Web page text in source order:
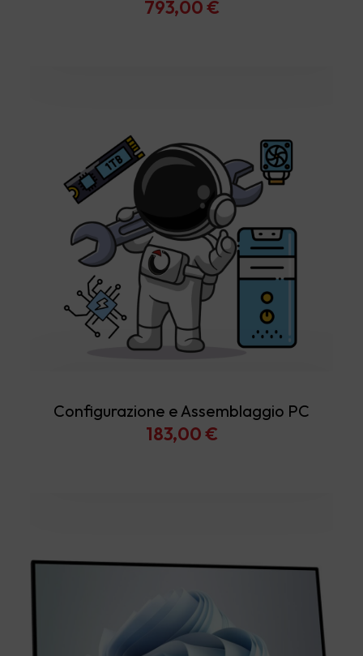
793,00€
Configurazione e Assemblaggio PC
183,00€